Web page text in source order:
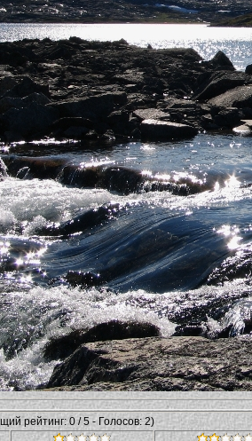
рейтинг: 0 / 5 - Голосов: 2)